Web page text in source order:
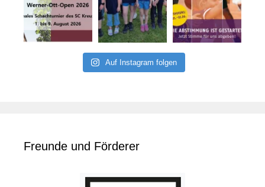
Auf Instagram folgen
Freunde und Förderer